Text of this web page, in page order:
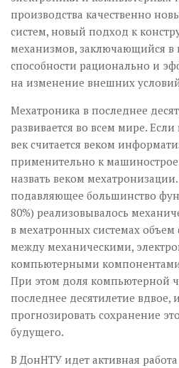
производства качественно
систем, новый подход к
механизмов, заключающийся
способности рационально и
на изменение внешних
Мехатроника в последнее
развивается во всем мире.
век считается веком
применительно к
назвать веком
подавляющее большинство
80%) реализовывалось
в мехатронных системах
между механическими,
компьютерными
При этом доля компьютерной
последнее десятилетие вдвое,
прогнозировать сохранение
будущего.
В ДонНТУ идет активная